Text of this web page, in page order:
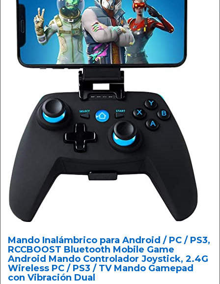
Mando Inalámbrico para Android / PC / PS3,
RCCBOOST Bluetooth Mobile Game
Android Mando Controlador Joystick, 2.4G
Wireless PC / PS3 / TV Mando Gamepad
con Vibración Dual